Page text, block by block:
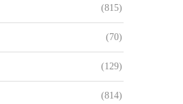
(815)
(70)
(129)
(814)